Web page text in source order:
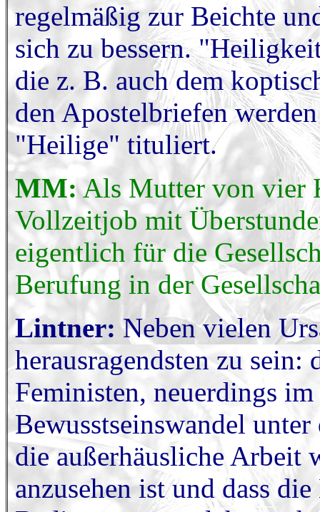
regelmäßig zur Beichte
sich zu bessern.
die z. B. auch dem
den Apostelbriefen
"Heilige" tituliert.
MM:Als Mutter von vier
Vollzeitjob mit
eigentlich für die
Berufung in der
Lintner: Neben vielen
herausragendsten zu
Feministen, neuerdings
Bewusstseinswandel
die außerhäusliche Arbeit
anzusehen ist und dass